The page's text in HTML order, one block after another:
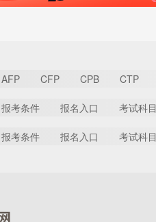
AFP CFP CPB CTP
报考条件 报名入口 考试科目
报考条件 报名入口 考试科目